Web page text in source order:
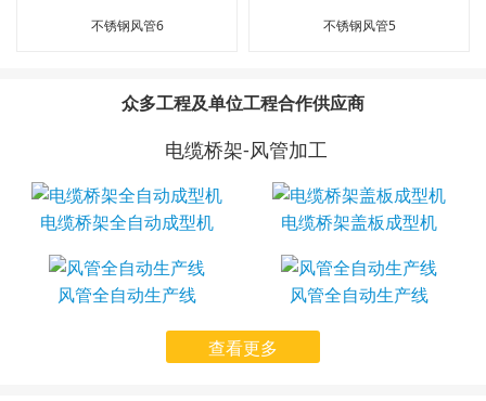
不锈钢风管6 不锈钢风管5
众多工程及单位工程合作供应商
电缆桥架-风管加工
电缆桥架全自动成型机 电缆桥架盖板成型机
风管全自动生产线 风管全自动生产线
查看更多